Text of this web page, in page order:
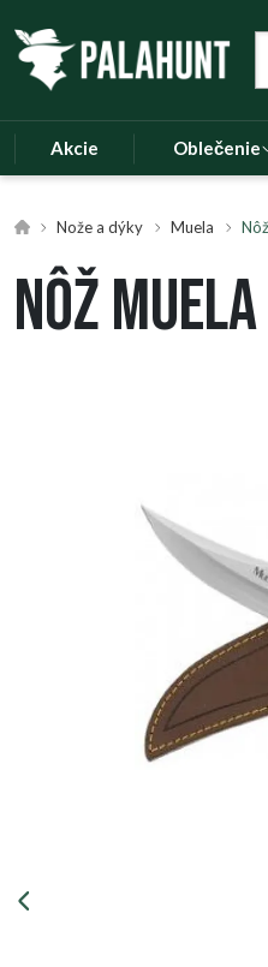
Akcie Oblečenie
Nože a dýky Muela
Nôž